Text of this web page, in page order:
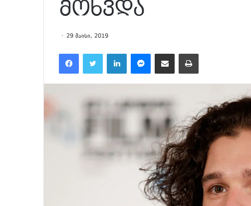
მოხვდა
29 მაისი, 2019
FacebookTwitter LinkedInMessengerმეილზე გაზიარებაამობეჭვდა